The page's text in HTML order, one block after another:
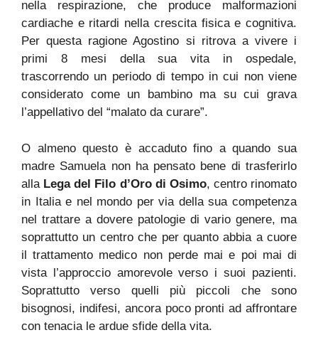
nella respirazione, che produce malformazioni
cardiache e ritardi nella crescita fisica e cognitiva.
Per questa ragione Agostino si ritrova a vivere i
primi 8 mesi della sua vita in ospedale,
trascorrendo un periodo di tempo in cui non viene
considerato come un bambino ma su cui grava
l’appellativo del “malato da curare”.
O almeno questo è accaduto fino a quando sua
madre Samuela non ha pensato bene di trasferirlo
alla Lega del Filo d’Oro di Osimo, centro rinomato
in Italia e nel mondo per via della sua competenza
nel trattare a dovere patologie di vario genere, ma
soprattutto un centro che per quanto abbia a cuore
il trattamento medico non perde mai e poi mai di
vista l’approccio amorevole verso i suoi pazienti.
Soprattutto verso quelli più piccoli che sono
bisognosi, indifesi, ancora poco pronti ad affrontare
con tenacia le ardue sfide della vita.